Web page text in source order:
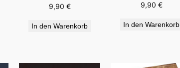
9,90 €
In den Warenkorb
9,90 €
In den Warenkorb